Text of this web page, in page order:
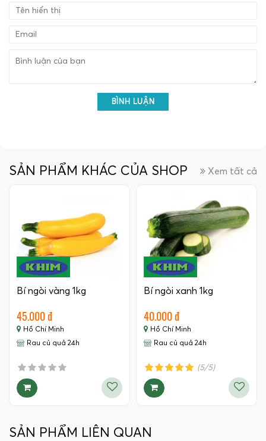
BÌNH LUẬN
SẢN PHẨM KHÁC CỦA SHOP Xem tất cả
Bí ngòi vàng 1kg
45.000 đ
Hồ Chí Minh
Rau củ quả 24h
Bí ngòi xanh 1kg
40.000 đ
Hồ Chí Minh
Rau củ quả 24h
(5/5)
SẢN PHẨM LIÊN QUAN